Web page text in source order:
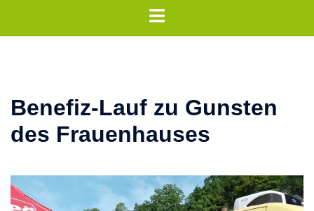
Menü
Benefiz-Lauf zu Gunsten
des Frauenhauses